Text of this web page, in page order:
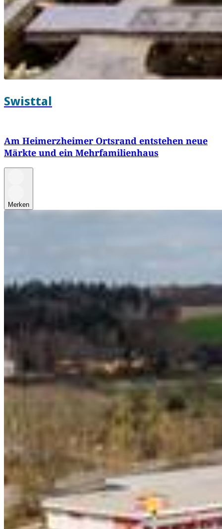
Swisttal
Am Heimerzheimer Ortsrand entstehen neue
Märkte und ein Mehrfamilienhaus
Merken